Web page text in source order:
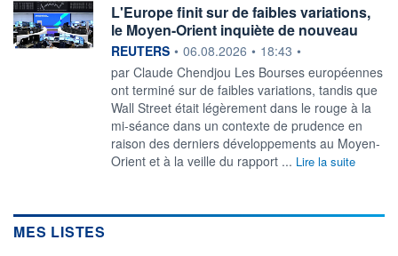
L'Europe finit sur de faibles variations,
le Moyen-Orient inquiète de nouveau
information fournie par
REUTERS • 06.08.2026 • 18:43 •
par Claude Chendjou Les Bourses européennes
ont terminé sur de faibles variations, tandis que
Wall Street était ‌légèrement dans le rouge à la
mi-séance dans un contexte de prudence en
raison des derniers développements au Moyen-
Orient et à la veille du rapport ... Lire la suite
MES LISTES